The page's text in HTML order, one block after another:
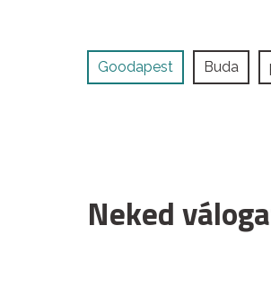
Goodapest Buda
Neked